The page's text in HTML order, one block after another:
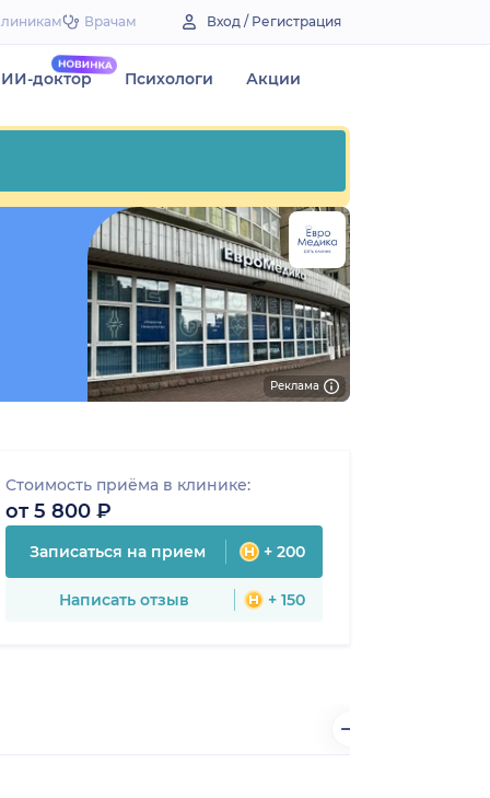
Врачам Вход / Регистрация
ИИ-доктор Психологи Акции
Стоимость приёма в клинике:
от 5 800 ₽
Записаться на прием + 200
Написать отзыв + 150
Реклама